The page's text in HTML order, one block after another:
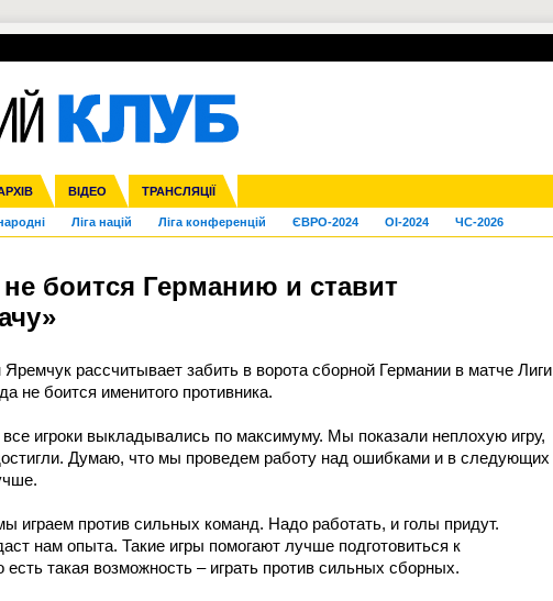
ВІДЕО ТРАНСЛЯЦІЇ
Друга ліга Кубок України Молодіжка
Ліга націй Ліга конференцій ЄВРО-2024 OI-2024 ЧС-2026
Франція Інші
конфедерацій ЧЄ-2015 (U-21)
УПЛ-ПЕРЕХОДИ
боится Германию и ставит
рассчитывает забить в ворота сборной Германии в матче Лиги
не боится именитого противника.
игроки выкладывались по максимуму. Мы показали неплохую игру,
Думаю, что мы проведем работу над ошибками и в следующих
играем против сильных команд. Надо работать, и голы придут.
нам опыта. Такие игры помогают лучше подготовиться к
такая возможность – играть против сильных сборных.